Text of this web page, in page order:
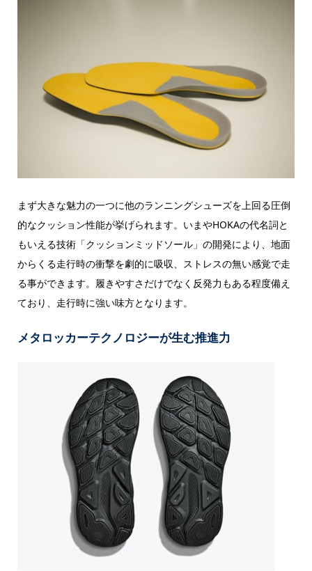
まず大きな魅力の一つに他のランニングシューズを上回る圧倒
的なクッション性能が挙げられます。いまやHOKAの代名詞と
もいえる技術「クッションミッドソール」の開発により、地面
からくる走行時の衝撃を劇的に吸収、ストレスの無い感覚で走
る事ができます。履きやすさだけでなく反発力もある程度備え
ており、走行時に強い味方となります。
メタロッカーテクノロジーが生む推進力